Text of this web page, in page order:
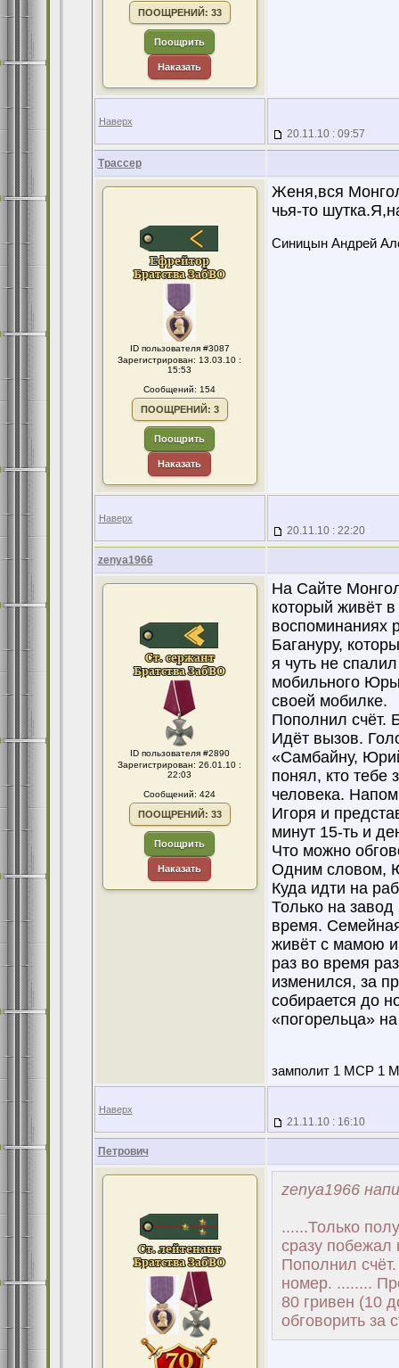
ПООЩРЕНИЙ: 33
Поощрить
Наказать
Наверх
20.11.10 : 09:57
Трассер
ID пользователя #3087
Зарегистрирован: 13.03.10 :
15:53
Сообщений: 154
ПООЩРЕНИЙ: 3
Поощрить
Наказать
Женя,вся
чья-то
Синицын Андрей
Наверх
20.11.10 : 22:20
zenya1966
ID пользователя #2890
Зарегистрирован: 26.01.10 :
22:03
Сообщений: 424
ПООЩРЕНИЙ: 33
Поощрить
Наказать
На Сайте
который живёт
воспоминаниях
Багануру,
я чуть не
мобильного Юры
своей мобилке.
Пополнил счёт.
Идёт вызов.
«Самбайну,
понял, кто тебе
человека.
Игоря и
минут 15-ть и
Что можно
Одним словом,
Куда идти на
Только на
время.
живёт с мамою
раз во время
изменился, за
собирается до
«погорельца»
замполит 1 МСР 1
Наверх
21.11.10 : 16:10
Петрович
zenya1966
......Только
сразу побежал
Пополнил
номер. ........
80 гривен (10
обговорить за